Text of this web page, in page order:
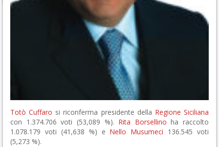
Totò Cuffaro si riconferma presidente della Regione Siciliana
con 1.374.706 voti (53,089 %). Rita Borsellino ha raccolto
1.078.179 voti (41,638 %) e Nello Musumeci 136.545 voti
(5,273 %).